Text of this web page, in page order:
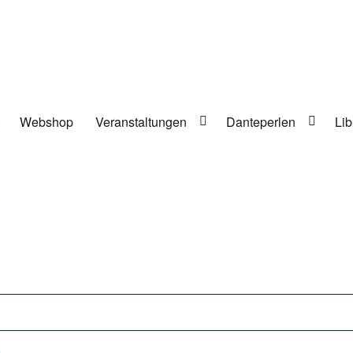
Webshop Veranstaltungen Danteperlen